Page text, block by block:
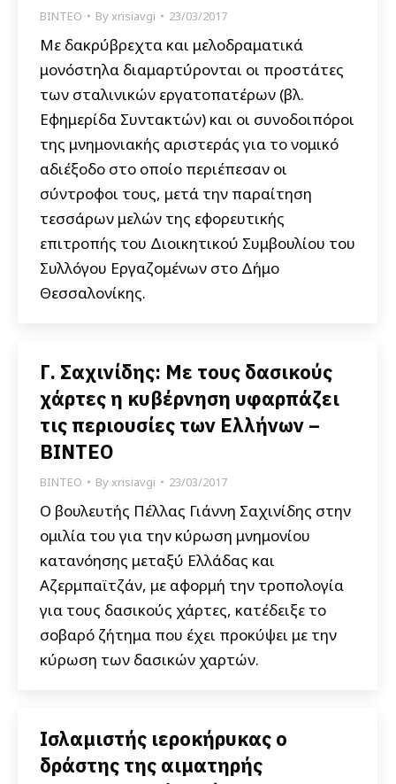
ΒΙΝΤΕΟ Byxrisiavgi 23/03/2017
Με δακρύβρεχτα και μελοδραματικά
μονόστηλα διαμαρτύρονται οι προστάτες
των σταλινικών εργατοπατέρων (βλ.
Εφημερίδα Συντακτών) και οι συνοδοιπόροι
της μνημονιακής αριστεράς για το νομικό
αδιέξοδο στο οποίο περιέπεσαν οι
σύντροφοι τους, μετά την παραίτηση
τεσσάρων μελών της εφορευτικής
επιτροπής του Διοικητικού Συμβουλίου του
Συλλόγου Εργαζομένων στο Δήμο
Θεσσαλονίκης.
Γ. Σαχινίδης: Με τους δασικούς
χάρτες η κυβέρνηση υφαρπάζει
τις περιουσίες των Ελλήνων –
ΒΙΝΤΕΟ
ΒΙΝΤΕΟ Byxrisiavgi 23/03/2017
Ο βουλευτής Πέλλας Γιάννη Σαχινίδης στην
ομιλία του για την κύρωση μνημονίου
κατανόησης μεταξύ Ελλάδας και
Αζερμπαϊτζάν, με αφορμή την τροπολογία
για τους δασικούς χάρτες, κατέδειξε το
σοβαρό ζήτημα που έχει προκύψει με την
κύρωση των δασικών χαρτών.
Ισλαμιστής ιεροκήρυκας ο
δράστης της αιματηρής